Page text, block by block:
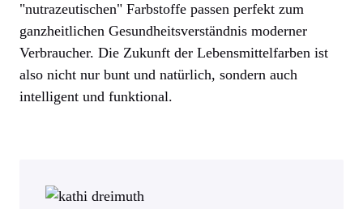
"nutrazeutischen" Farbstoffe passen perfekt zum
ganzheitlichen Gesundheitsverständnis moderner
Verbraucher. Die Zukunft der Lebensmittelfarben ist
also nicht nur bunt und natürlich, sondern auch
intelligent und funktional.